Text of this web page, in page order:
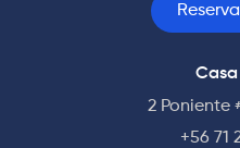
2 Poniente
+56 71